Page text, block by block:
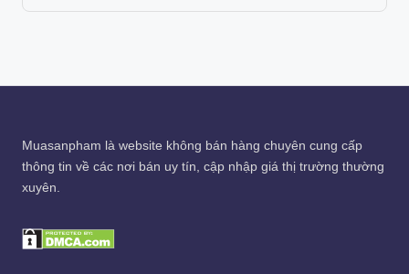
was:
is:
Muasanpham là website không bán hàng chuyên cung cấp
thông tin về các nơi bán uy tín, cập nhập giá thị trường thường
xuyên.